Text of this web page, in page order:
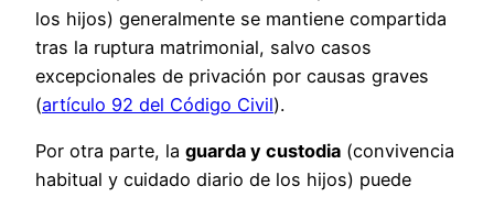
los hijos) generalmente se mantiene compartida
tras la ruptura matrimonial, salvo casos
excepcionales de privación por causas graves
(artículo 92 del Código Civil).
Por otra parte, la guarda y custodia (convivencia
habitual y cuidado diario de los hijos) puede